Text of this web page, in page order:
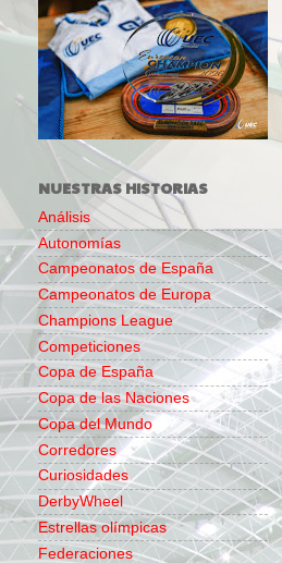
NUESTRAS HISTORIAS
Análisis
Autonomías
Campeonatos de España
Campeonatos de Europa
Champions League
Competiciones
Copa de España
Copa de las Naciones
Copa del Mundo
Corredores
Curiosidades
DerbyWheel
Estrellas olímpicas
Federaciones